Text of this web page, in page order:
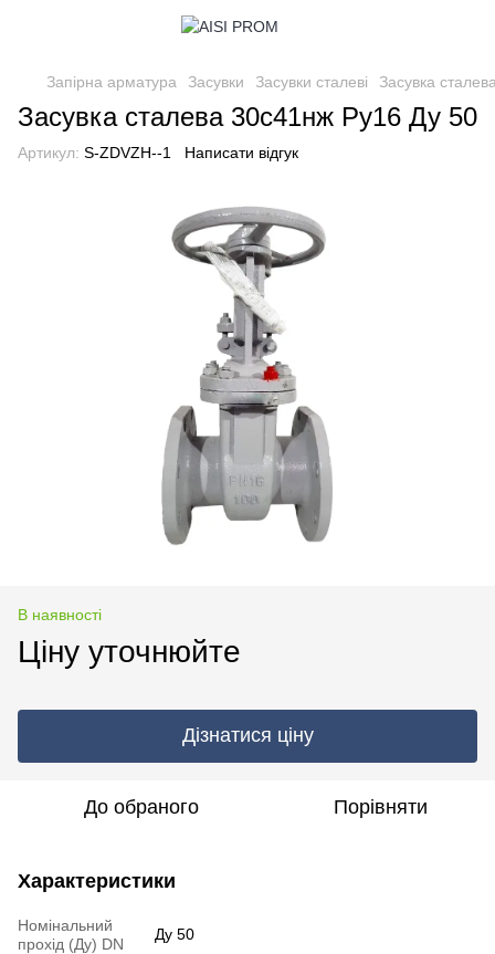
Запірна арматура Засувки Засувки сталеві Засувка
Засувка сталева 30с41нж Ру16 Ду 50
Артикул: S-ZDVZH--1 Написати відгук
В наявності
Ціну уточнюйте
Дізнатися ціну
До обраного Порівняти
Характеристики
Номінальний
прохід (Ду) DN
Ду 50